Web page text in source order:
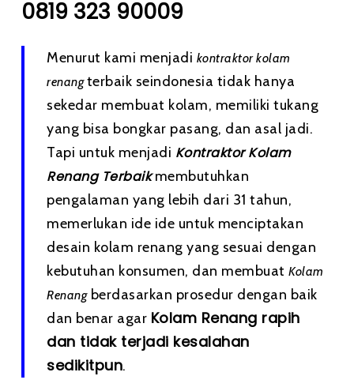
0819 323 90009
Menurut kami menjadi kontraktor kolam
renangterbaik seindonesia tidak hanya
sekedar membuat kolam, memiliki tukang
yang bisa bongkar pasang, dan asal jadi.
Tapi untuk menjadi Kontraktor Kolam
Renang Terbaikmembutuhkan
pengalaman yang lebih dari 31 tahun,
memerlukan ide ide untuk menciptakan
desain kolam renang yang sesuai dengan
kebutuhan konsumen, dan membuatKolam
Renangberdasarkan prosedur dengan baik
dan benar agar Kolam Renang rapih
dan tidak terjadi kesalahan
sedikitpun.